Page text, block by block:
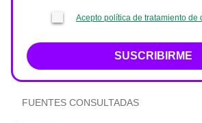
Acepto política de tratamiento de
SUSCRIBIRME
FUENTES CONSULTADAS